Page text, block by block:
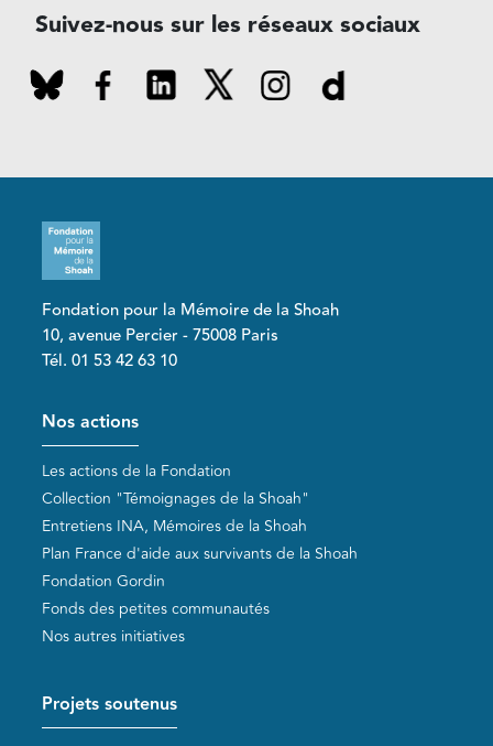
Suivez-nous sur les réseaux sociaux
Fondation pour la Mémoire de la Shoah
10, avenue Percier - 75008 Paris
Tél. 01 53 42 63 10
Pied de page
Nos actions
Les actions de la Fondation
Collection "Témoignages de la Shoah"
Entretiens INA, Mémoires de la Shoah
Plan France d'aide aux survivants de la Shoah
Fondation Gordin
Fonds des petites communautés
Nos autres initiatives
Projets soutenus